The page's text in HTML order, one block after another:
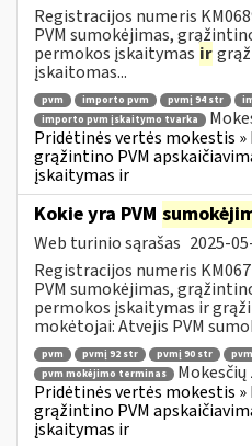
Registracijos numeris
PVM sumokėjimas,
permokos įskaitymas ir
įskaitomas...
pvm importo pvm pvmį 94 str
importo pvm įskaitymo tvarka
Pridėtinės vertės mokestis »
grąžintino PVM
įskaitymas ir
Kokie yra PVM
Web turinio sąrašas 2025-
Registracijos numeris
PVM sumokėjimas,
permokos įskaitymas ir
mokėtojai: Atvejis PVM
pvm pvmį 92 str pvmį 90 str
pvm mokėjimo terminas
Pridėtinės vertės mokestis »
grąžintino PVM
įskaitymas ir